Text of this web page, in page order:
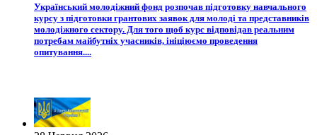
Український молодіжний фонд розпочав підготовку навчального
курсу з підготовки грантових заявок для молоді та представників
молодіжного сектору. Для того щоб курс відповідав реальним
потребам майбутніх учасників, ініціюємо проведення
опитування....